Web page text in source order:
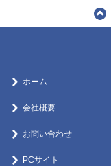
ホーム
会社概要
お問い合わせ
PCサイト